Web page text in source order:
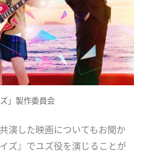
」製作委員会
した映画についてもお聞か
ズ』でユズ役を演じることが